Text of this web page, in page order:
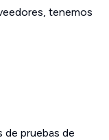
tenemos
de pruebas de